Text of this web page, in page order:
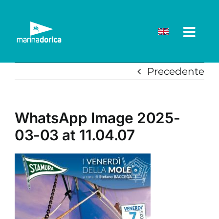
contenuto
Precedente
WhatsApp Image 2025-
03-03 at 11.04.07